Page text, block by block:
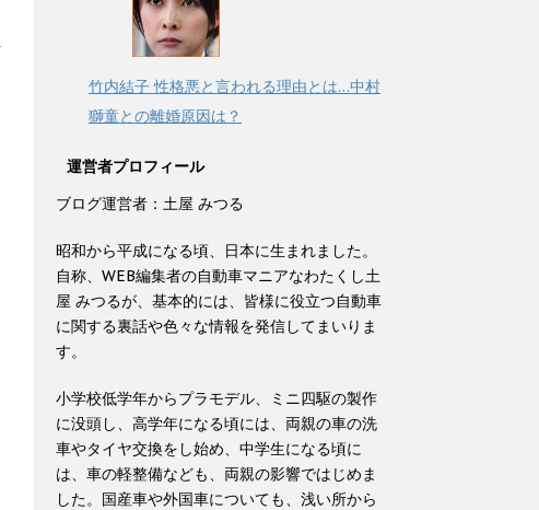
竹内結子 性格悪と言われる理由とは…中村
獅童との離婚原因は？
運営者プロフィール
ブログ運営者：土屋 みつる
昭和から平成になる頃、日本に生まれました。
自称、WEB編集者の自動車マニアなわたくし土
屋 みつるが、基本的には、皆様に役立つ自動車
に関する裏話や色々な情報を発信してまいりま
す。
小学校低学年からプラモデル、ミニ四駆の製作
に没頭し、高学年になる頃には、両親の車の洗
車やタイヤ交換をし始め、中学生になる頃に
は、車の軽整備なども、両親の影響ではじめま
した。国産車や外国車についても、浅い所から